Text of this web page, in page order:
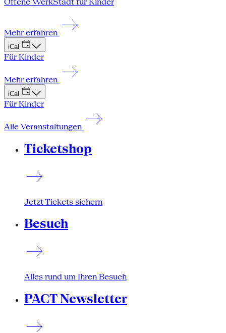
Mehr erfahren
iCal
Für Kinder
Mehr erfahren
iCal
Für Kinder
Alle Veranstaltungen
Ticketshop
Jetzt Tickets sichern
Besuch
Alles rund um Ihren Besuch
PACT Newsletter